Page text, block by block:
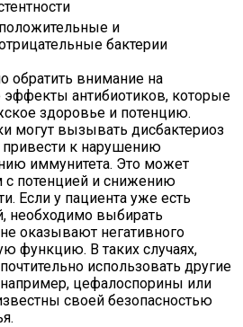
и
бактерии
обратить внимание на
антибиотиков, которые
здоровье и потенцию.
могут вызывать дисбактериоз
к нарушению
иммунитета. Это может
с потенцией и снижению
Если у пациента уже есть
необходимо выбирать
оказывают негативного
функцию. В таких случаях,
использовать другие
цефалоспорины или
своей безопасностью